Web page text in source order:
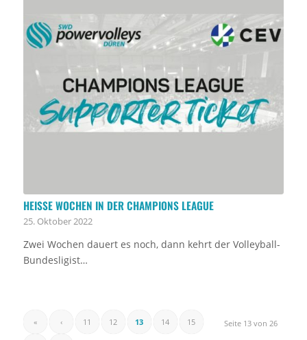
HEISSE WOCHEN IN DER CHAMPIONS LEAGUE
25. Oktober 2022
Zwei Wochen dauert es noch, dann kehrt der Volleyball-
Bundesligist…
Seite 13 von 26
« ‹ 11 12 13 14 15